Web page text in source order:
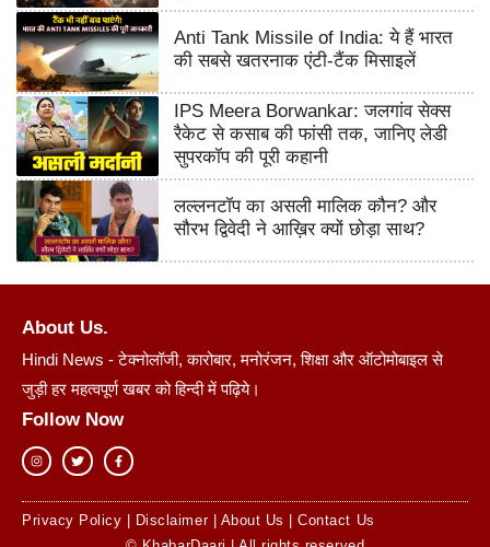
Anti Tank Missile of India: ये हैं भारत
की सबसे खतरनाक एंटी-टैंक मिसाइलें
IPS Meera Borwankar: जलगांव सेक्स
रैकेट से कसाब की फांसी तक, जानिए लेडी
सुपरकॉप की पूरी कहानी
लल्लनटॉप का असली मालिक कौन? और
सौरभ द्विवेदी ने आख़िर क्यों छोड़ा साथ?
About Us.
Hindi News - टेक्नोलॉजी, कारोबार, मनोरंजन, शिक्षा और ऑटोमोबाइल से
जुड़ी हर महत्वपूर्ण खबर को हिन्दी में पढ़िये।
Follow Now
Privacy Policy Disclaimer| About Us |Contact Us